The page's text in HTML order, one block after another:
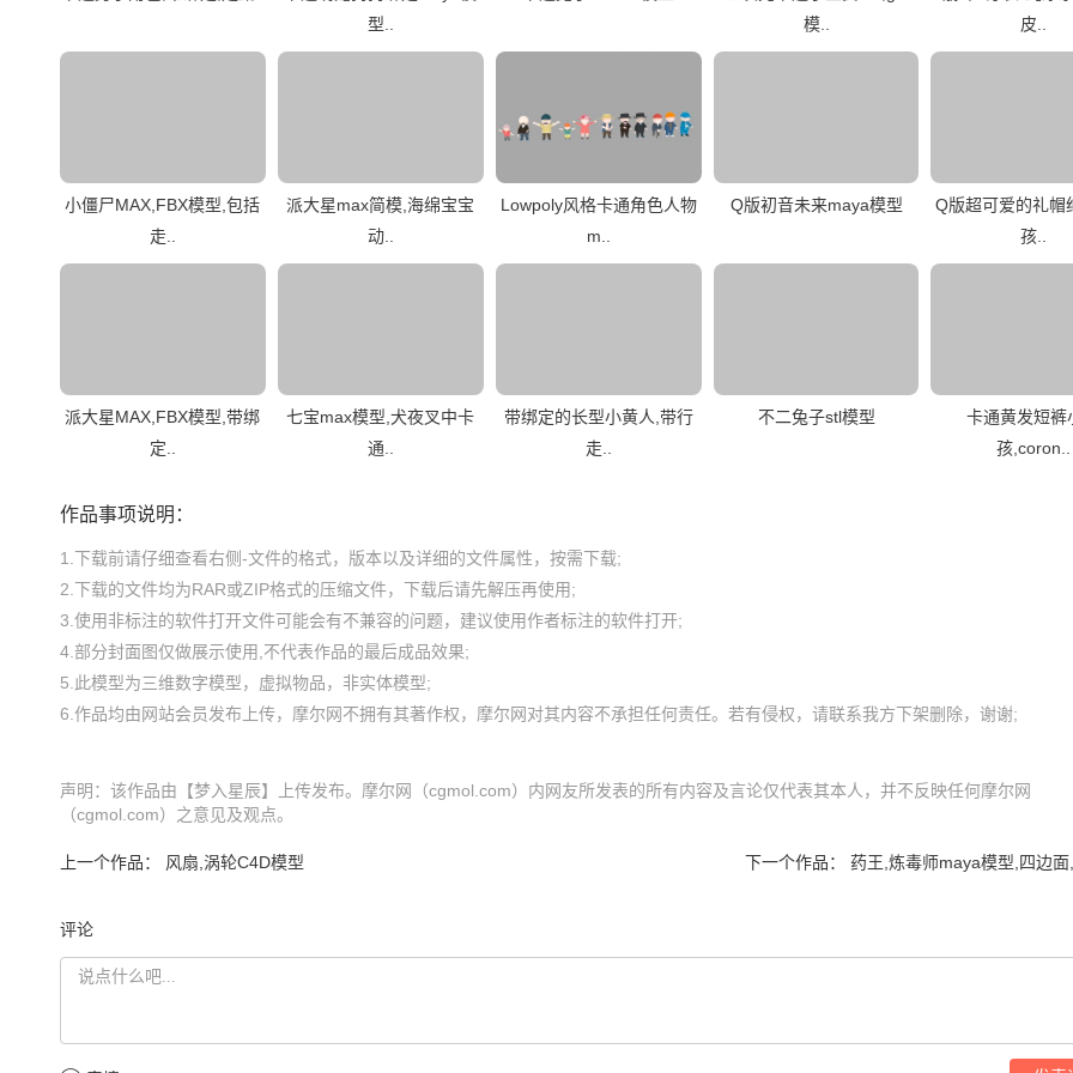
型..
模..
皮..
小僵尸MAX,FBX模型,包括
走..
派大星max简模,海绵宝宝
动..
Lowpoly风格卡通角色人物
m..
Q版初音未来maya模型
Q版超可爱的礼帽
孩..
派大星MAX,FBX模型,带绑
定..
七宝max模型,犬夜叉中卡
通..
带绑定的长型小黄人,带行
走..
不二兔子stl模型
卡通黄发短裤
孩,coron..
作品事项说明：
1.下载前请仔细查看右侧-文件的格式，版本以及详细的文件属性，按需下载;
2.下载的文件均为RAR或ZIP格式的压缩文件，下载后请先解压再使用;
3.使用非标注的软件打开文件可能会有不兼容的问题，建议使用作者标注的软件打开;
4.部分封面图仅做展示使用,不代表作品的最后成品效果;
5.此模型为三维数字模型，虚拟物品，非实体模型;
声明：该作品由【梦入星辰】上传发布。摩尔网（cgmol.com）内网友所发表的所有内容及言论仅代表其本人，并不反映任何摩尔网
（cgmol.com）之意见及观点。
上一个作品： 风扇,涡轮C4D模型 下一个作品： 药王,炼毒师maya模型,四边面
评论